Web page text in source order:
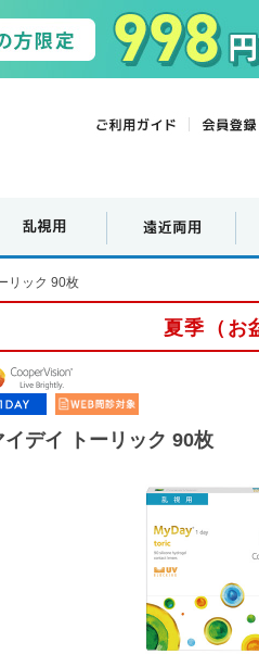
リック 90枚
夏季（お
イデイ トーリック 90枚